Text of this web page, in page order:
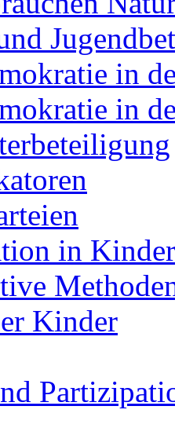
in
in
in
Kinder